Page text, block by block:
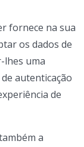
fornece na sua
os dados de
lhes uma
autenticação
de
a